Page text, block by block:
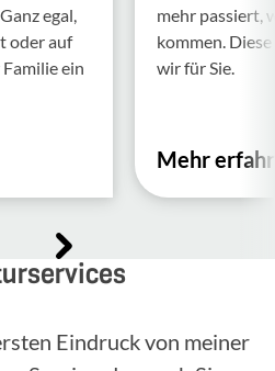
egal,
oder auf
ein
mehr passiert,
kommen.
wir für Sie.
Mehr
Eindruck von meiner